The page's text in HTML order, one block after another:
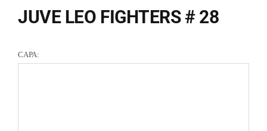
JUVE LEO FIGHTERS # 28
CAPA: